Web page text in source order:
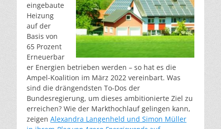
eingebaute
Heizung
auf der
Basis von
65 Prozent
Erneuerbar
er Energien betrieben werden – so hat es die
Ampel-Koalition im März 2022 vereinbart. Was
sind die drängendsten To-Dos der
Bundesregierung, um dieses ambitionierte Ziel zu
erreichen? Wie der Markthochlauf gelingen kann,
zeigen Alexandra Langenheld und Simon Müller